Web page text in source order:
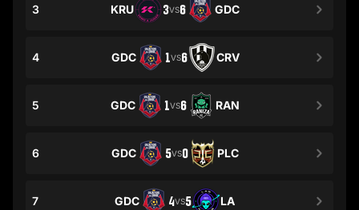
3 KRU 3VS6 GDC
4 GDC 1VS6 CRV
5 GDC 1VS6 RAN
6 GDC 5VS0 PLC
7 GDC 4VS5 LA